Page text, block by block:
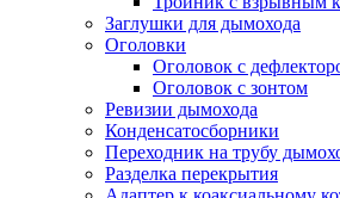
Заглушки для дымохода
Оголовки
Оголовок с
Оголовок с зонтом
Ревизии дымохода
Конденсатосборники
Переходник на трубу
Разделка перекрытия